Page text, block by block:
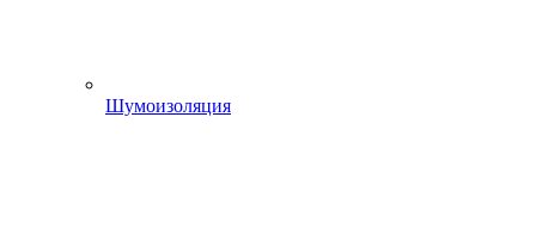
Шумоизоляция